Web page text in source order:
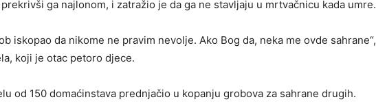
ga najlonom, i zatražio je da ga ne stavljaju u mrtvačnicu kada umre.
iskopao da nikome ne pravim nevolje. Ako Bog da, neka me ovde sahrane“,
koji je otac petoro djece.
od 150 domaćinstava prednjačio u kopanju grobova za sahrane drugih.